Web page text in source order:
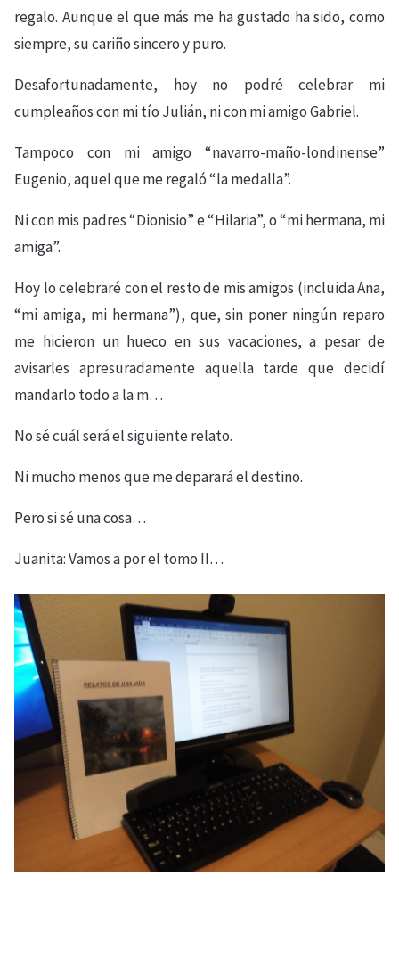
regalo. Aunque el que más me ha gustado ha sido, como
siempre, su cariño sincero y puro.
Desafortunadamente, hoy no podré celebrar mi
cumpleaños con mi tío Julián, ni con mi amigo Gabriel.
Tampoco con mi amigo “navarro-maño-londinense”
Eugenio, aquel que me regaló “la medalla”.
Ni con mis padres “Dionisio” e “Hilaria”, o “mi hermana, mi
amiga”.
Hoy lo celebraré con el resto de mis amigos (incluida Ana,
“mi amiga, mi hermana”), que, sin poner ningún reparo
me hicieron un hueco en sus vacaciones, a pesar de
avisarles apresuradamente aquella tarde que decidí
mandarlo todo a la m…
No sé cuál será el siguiente relato.
Ni mucho menos que me deparará el destino.
Pero si sé una cosa…
Juanita: Vamos a por el tomo II…